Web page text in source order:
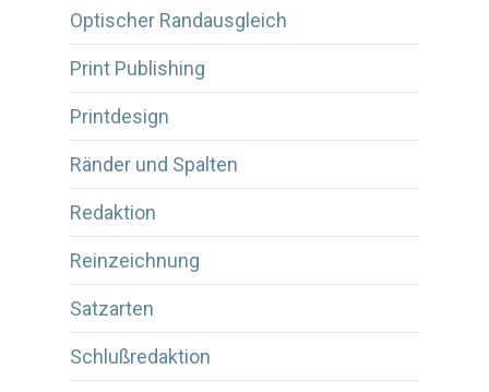
Optischer Randausgleich
Print Publishing
Printdesign
Ränder und Spalten
Redaktion
Reinzeichnung
Satzarten
Schlußredaktion